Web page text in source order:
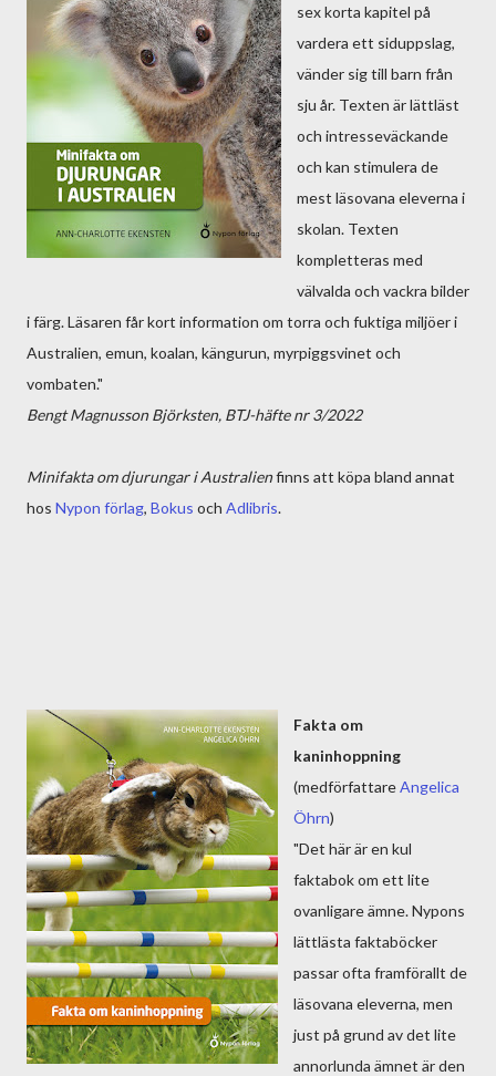
sex korta kapitel på
vardera ett siduppslag,
vänder sig till barn från
sju år. Texten är lättläst
och intresseväckande
och kan stimulera de
mest läsovana eleverna i
skolan. Texten
kompletteras med
välvalda och vackra bilder
i färg. Läsaren får kort information om torra och fuktiga miljöer i
Australien, emun, koalan, kängurun, myrpiggsvinet och
vombaten."
Bengt Magnusson Björksten, BTJ-häfte nr 3/2022
Minifakta om djurungar i Australienfinns att köpa bland annat
hos Nypon förlag, Bokus och Adlibris.
Fakta om
kaninhoppning
(medförfattareAngelica
Öhrn)
"Det här är en kul
faktabok om ett lite
ovanligare ämne. Nypons
lättlästa faktaböcker
passar ofta framförallt de
läsovana eleverna, men
just på grund av det lite
annorlunda ämnet är den